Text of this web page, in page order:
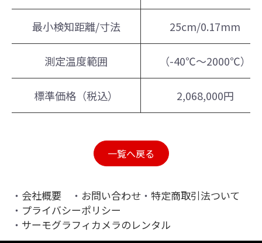
最小検知距離/寸法 25cm/0.17mm
測定温度範囲 （-40℃～2000℃）
標準価格（税込） 2,068,000円
一覧へ戻る
会社概要 お問い合わせ
特定商取引法ついて
プライバシーポリシー
サーモグラフィカメラのレンタル